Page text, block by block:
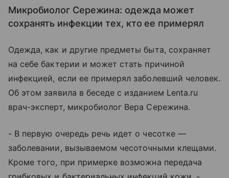
Микробиолог Сережина: одежда может
сохранять инфекции тех, кто ее примерял
Одежда, как и другие предметы быта, сохраняет
на себе бактерии и может стать причиной
инфекцией, если ее примерял заболевший человек.
Об этом заявила в беседе с изданием Lenta.ru
врач-эксперт, микробиолог Вера Сережина.
- В первую очередь речь идет о чесотке —
заболевании, вызываемом чесоточными клещами.
Кроме того, при примерке возможна передача